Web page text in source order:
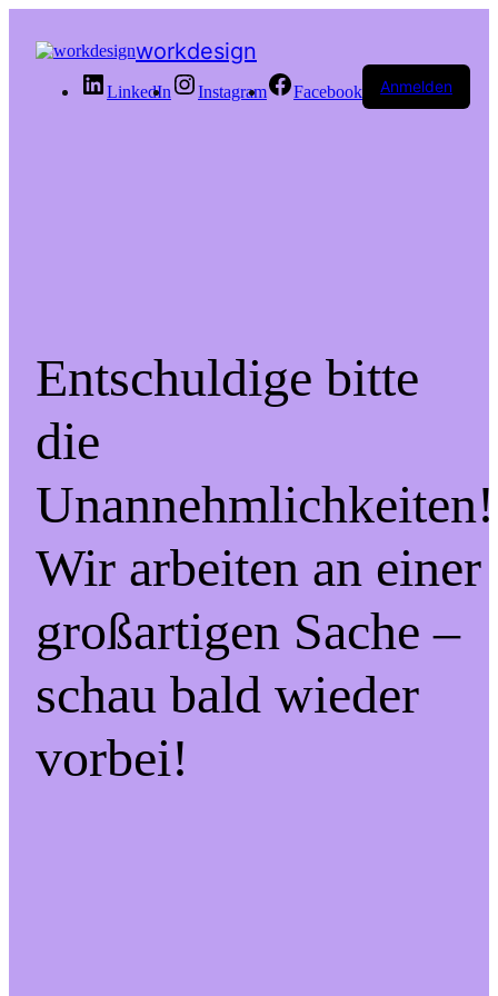
workdesign
LinkedIn Instagram Facebook Anmelden
Entschuldige bitte
die
Unannehmlichkeiten!
Wir arbeiten an einer
großartigen Sache –
schau bald wieder
vorbei!